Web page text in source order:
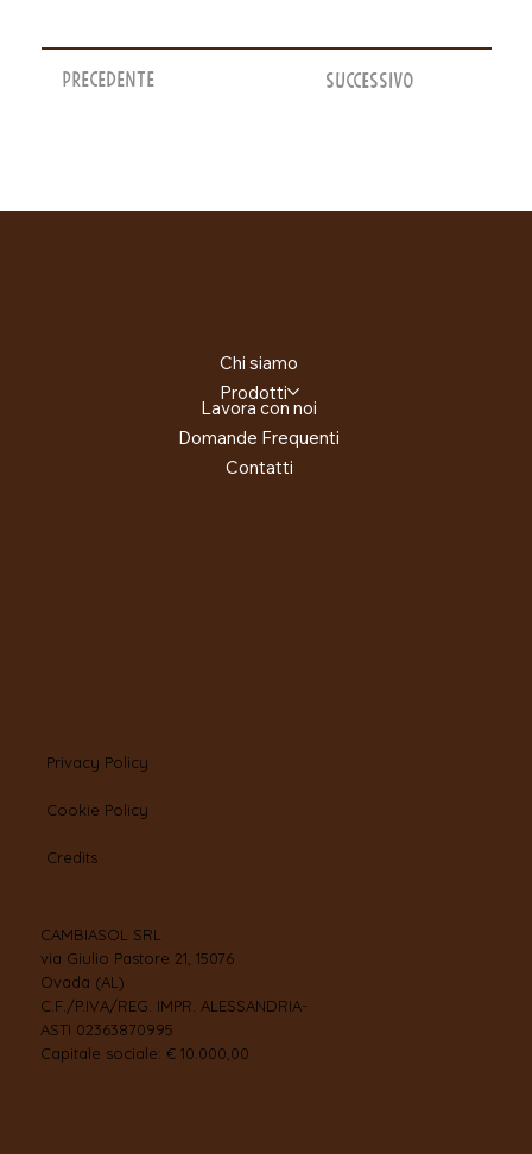
Precedente Successivo
Chi siamo
Prodotti
Lavora con noi
Domande Frequenti
Contatti
Privacy Policy
Cookie Policy
Credits
CAMBIASOL SRL
via Giulio Pastore 21, 15076
Ovada (AL)
C.F./P.IVA/REG. IMPR. ALESSANDRIA-
ASTI 02363870995
Capitale sociale: € 10.000,00